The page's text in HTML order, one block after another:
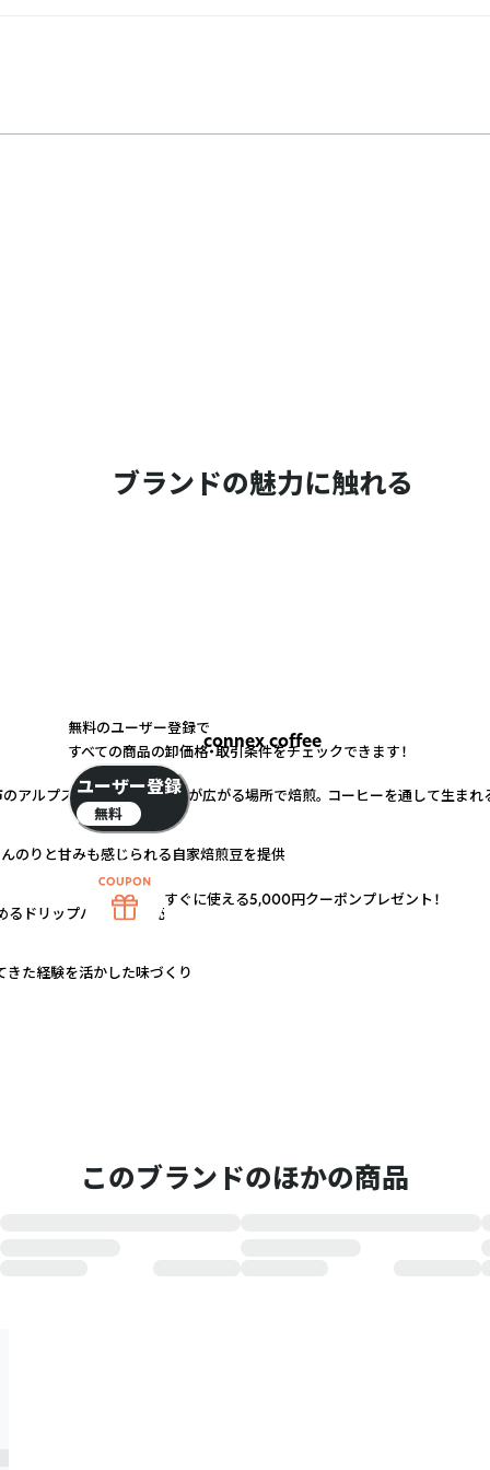
ブランドの魅力に触れる
connex coffee
アルプスの眺望と田園風景が広がる場所で焙煎。 コーヒーを通して生ま
のりと甘みも感じられる自家焙煎豆を提供
るドリップバッグの販売
た経験を活かした味づくり
このブランドのほかの商品
無料のユーザー登録で
すべての商品の卸価格・取引条件をチェックできます！
ユーザー登録
無料
すぐに使える5,000円クーポンプレゼント！